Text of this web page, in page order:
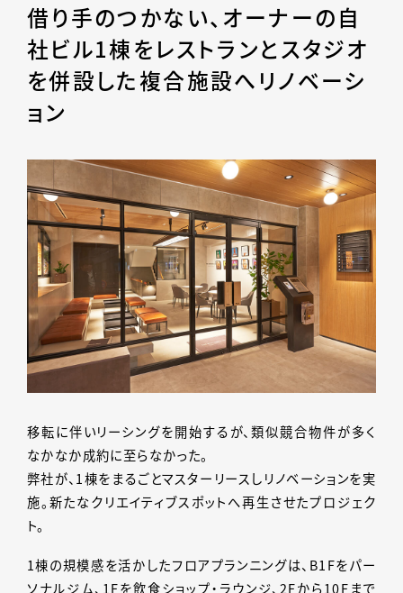
借り手のつかない、オーナーの自
社ビル1棟をレストランとスタジオ
を併設した複合施設へリノベーシ
ョン
移転に伴いリーシングを開始するが、類似競合物件が多く
なかなか成約に至らなかった。
弊社が、1棟をまるごとマスターリースしリノベーションを実
施。新たなクリエイティブスポットへ再生させたプロジェク
ト。
1棟の規模感を活かしたフロアプランニングは、B1Fをパー
ソナルジム、1Fを飲食ショップ・ラウンジ、2Fから10Fまで